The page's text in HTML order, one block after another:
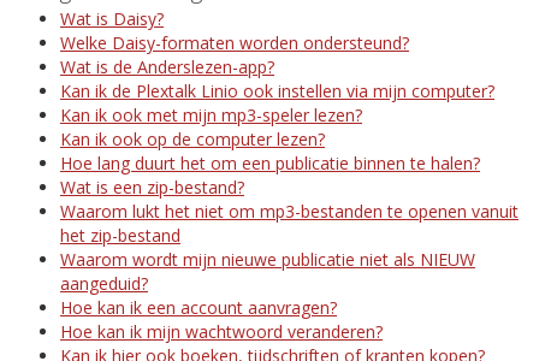
Wat is Daisy?
Welke Daisy-formaten worden ondersteund?
Wat is de Anderslezen-app?
Kan ik de Plextalk Linio ook instellen via mijn computer?
Kan ik ook met mijn mp3-speler lezen?
Kan ik ook op de computer lezen?
Hoe lang duurt het om een publicatie binnen te halen?
Wat is een zip-bestand?
Waarom lukt het niet om mp3-bestanden te openen vanuit
het zip-bestand
Waarom wordt mijn nieuwe publicatie niet als NIEUW
aangeduid?
Hoe kan ik een account aanvragen?
Hoe kan ik mijn wachtwoord veranderen?
Kan ik hier ook boeken, tijdschriften of kranten kopen?